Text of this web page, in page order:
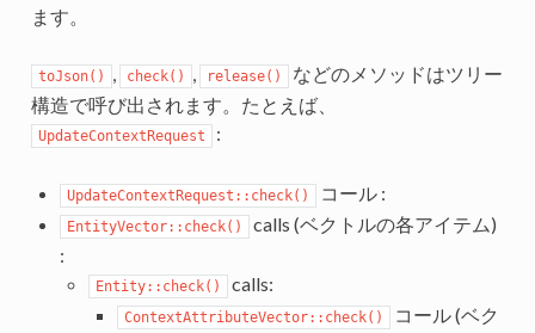
ます。
toJson() , check() , release()
などのメソッドはツリー
構造で呼び出されます。たとえば、
UpdateContextRequest :
UpdateContextRequest::check() コール :
EntityVector::check()
calls (ベクトルの各アイテム)
:
Entity::check() calls:
ContextAttributeVector::check()
コール (ベク